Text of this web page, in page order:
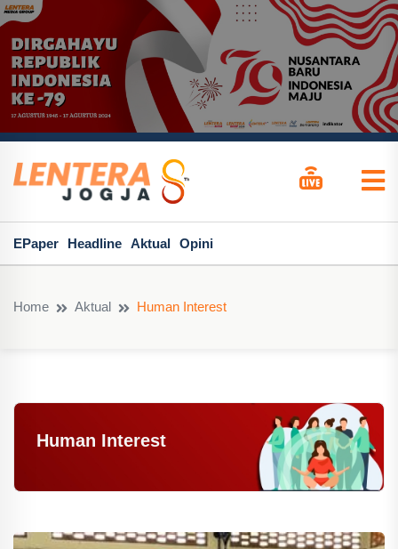
EPaper Headline Aktual Opini
Home Aktual Human Interest
Human Interest